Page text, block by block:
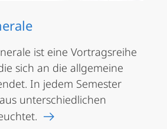
ist eine Vortragsreihe
sich an die allgemeine
In jedem Semester
unterschiedlichen